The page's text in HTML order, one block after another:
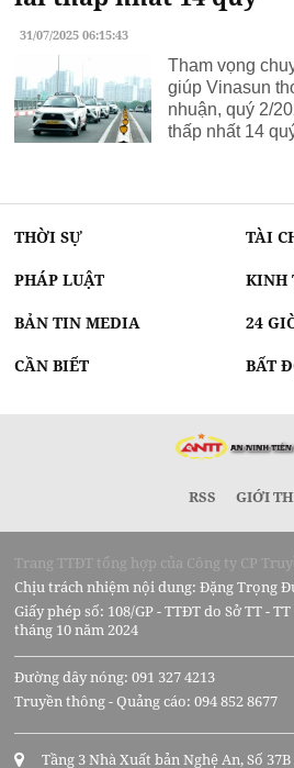
31/07/2025 06:15:43
Tham vọng
giúp Vinasun
nhuận, quý 2/
thấp nhất 14
THỜI SỰ TÀI
PHÁP LUẬT KINH
BẢN TIN MEDIA 24
CẦN BIẾT BẤT
RSS GIỚI
Trang TTĐT tổng hợp của Công ty CP
Chịu trách nhiệm nội dung: Đặng Trọng
Giấy phép số: 108/GP - TTĐT do Sở TT -
tháng 10 năm 2024
Đường dây nóng: 091 327 4213
Truyền thông - Quảng cáo: 094 852 8677
Tầng 3 Nhà Xuất bản Nghệ An, Số